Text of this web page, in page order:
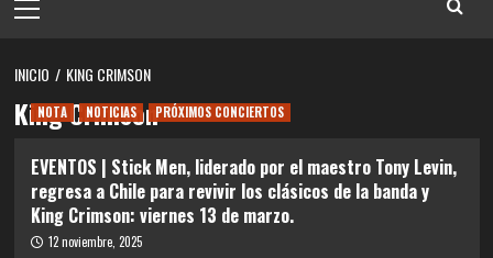
principal
INICIO KING CRIMSON
King Crimson
NOTA NOTICIAS PRÓXIMOS CONCIERTOS
EVENTOS | Stick Men, liderado por el maestro Tony Levin,
regresa a Chile para revivir los clásicos de la banda y
King Crimson: viernes 13 de marzo.
12 noviembre, 2025